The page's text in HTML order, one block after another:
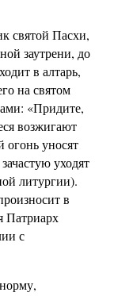
святой Пасхи,
заутрени, до
в алтарь,
на святом
«Придите,
возжигают
огонь уносят
уходят
литургии).
в
Патриарх
с